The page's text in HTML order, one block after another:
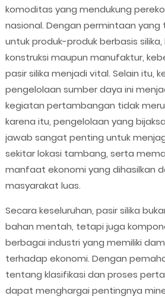
komoditas yang mendukung
nasional. Dengan permintaan yang
untuk produk-produk berbasis
konstruksi maupun manufaktur,
pasir silika menjadi vital. Selain itu,
pengelolaan sumber daya ini
kegiatan pertambangan tidak
karena itu, pengelolaan yang
jawab sangat penting untuk
sekitar lokasi tambang, serta
manfaat ekonomi yang dihasilkan
masyarakat luas.
Secara keseluruhan, pasir silika
bahan mentah, tetapi juga
berbagai industri yang memiliki
terhadap ekonomi. Dengan
tentang klasifikasi dan proses
dapat menghargai pentingnya